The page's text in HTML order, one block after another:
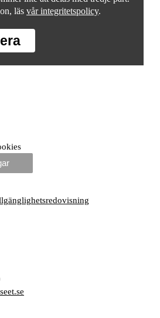
läs vår integritetspolicy.